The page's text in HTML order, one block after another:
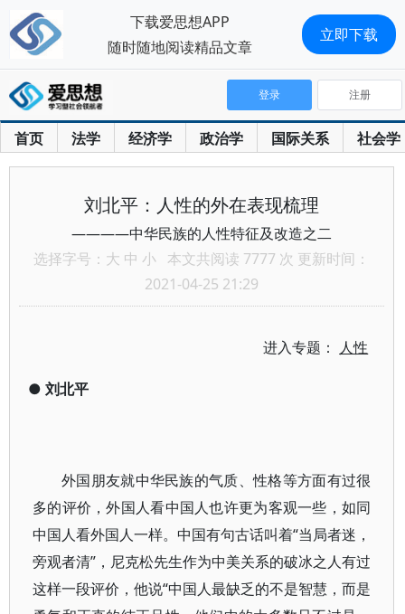
首页 法学 经济学 政治学 国际关系 社会学
登录 注册
刘北平：人性的外在表现梳理
————中华民族的人性特征及改造之二
选择字号： 大 中 小 本文共阅读 7777 次 更新时间：
2021-04-25 21:29
进入专题： 人性
● 刘北平
外国朋友就中华民族的气质、性格等方面有过很
多的评价，外国人看中国人也许更为客观一些，如同
中国人看外国人一样。中国有句古话叫着“当局者迷，
旁观者清”，尼克松先生作为中美关系的破冰之人有过
这样一段评价，他说“中国人最缺乏的不是智慧，而是
下载爱思想APP
随时随地阅读精品文章
立即下载